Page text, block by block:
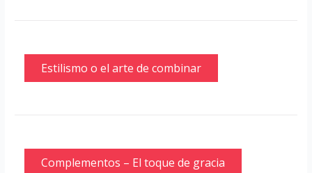
Estilismo o el arte de combinar
Complementos – El toque de gracia